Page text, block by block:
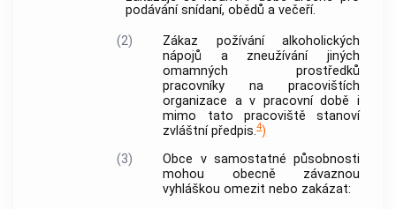
podávání snídaní, obědů a večeří.
(2)
Zákaz požívání alkoholických
nápojů a zneužívání jiných
omamných prostředků
pracovníky na pracovištích
organizace a v pracovní době i
mimo tato pracoviště stanoví
zvláštní předpis.4)
(3)
Obce v samostatné působnosti
mohou obecně závaznou
vyhláškou omezit nebo zakázat: